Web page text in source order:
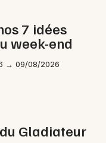
le Gard
7 idées
week-end
→ 09/08/2026
Gladiateur